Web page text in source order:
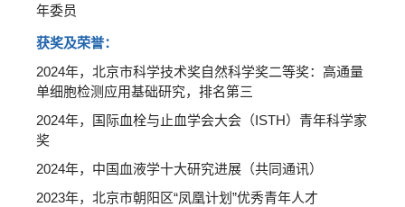
年委员
获奖及荣誉：
2024年，北京市科学技术奖自然科学奖二等奖：高通量
单细胞检测应用基础研究，排名第三
2024年，
国际血栓与止血学会大会（ISTH）青年科学家
奖
2024年，中国血液学十大研究进展（共同通讯）
2023年，北京市朝阳区“凤凰计划”优秀青年人才